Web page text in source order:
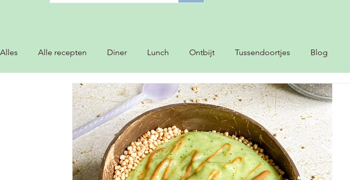
Alles Alle recepten Diner Lunch Ontbijt Tussendoortjes Blog